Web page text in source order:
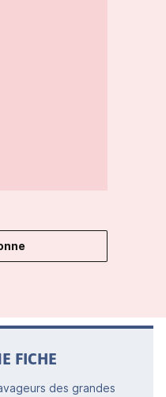
FICHE
des grandes